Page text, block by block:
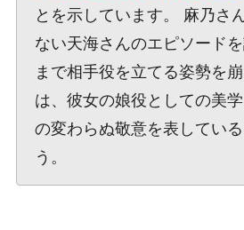
とを示しています。 麻乃さ
ない天海さんのエピソード
まで相手役を立てる姿勢を
は、彼女の娘役としての美
の変わらぬ敬意を表してい
う。